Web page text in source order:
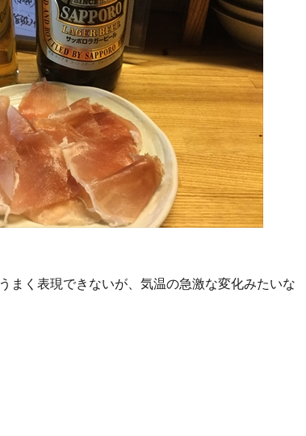
まく表現できないが、気温の急激な変化みたいな